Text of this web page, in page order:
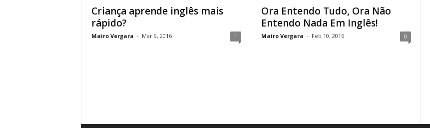
Criança aprende inglês mais
rápido?
Mairo Vergara - Mar 9, 2016 1
Ora Entendo Tudo, Ora Não
Entendo Nada Em Inglês!
Mairo Vergara - Feb 10, 2016 0